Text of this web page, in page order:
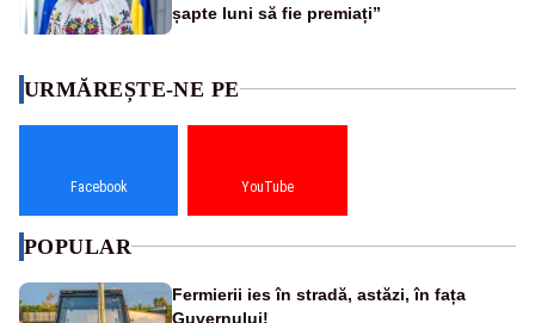
șapte luni să fie premiați”
URMĂREȘTE-NE PE
Facebook YouTube
POPULAR
Fermierii ies în stradă, astăzi, în fața
Guvernului!